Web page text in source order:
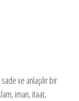
ve anlaşılır bir
iman, itaat,